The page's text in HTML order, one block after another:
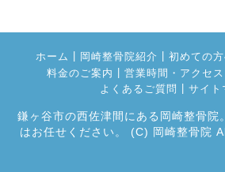
ホーム 岡崎整骨院紹介 初めての
料金のご案内
営業時間・アクセス
よくあるご質問
サイト
鎌ヶ谷市の西佐津間にある岡崎整骨院
はお任せください。 (C) 岡崎整骨院